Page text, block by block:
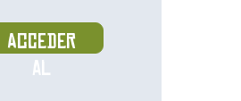
Acceder
al